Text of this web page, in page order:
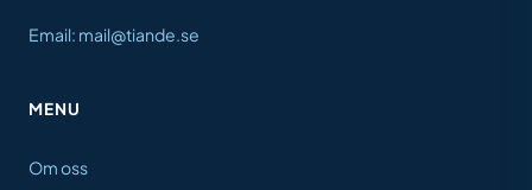
Email: mail@tiande.se
MENU
Om oss